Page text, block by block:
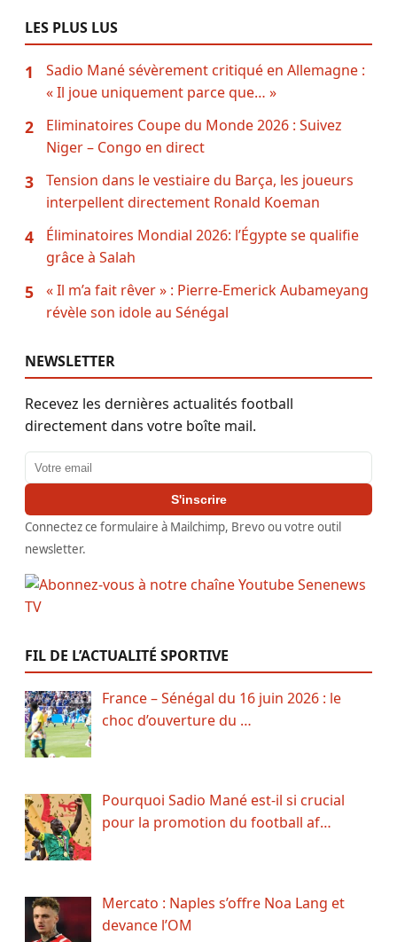
LES PLUS LUS
1
Sadio Mané sévèrement critiqué en Allemagne :
« Il joue uniquement parce que… »
2
Eliminatoires Coupe du Monde 2026 : Suivez
Niger – Congo en direct
3
Tension dans le vestiaire du Barça, les joueurs
interpellent directement Ronald Koeman
4
Éliminatoires Mondial 2026: l’Égypte se qualifie
grâce à Salah
5
« Il m’a fait rêver » : Pierre-Emerick Aubameyang
révèle son idole au Sénégal
NEWSLETTER
Recevez les dernières actualités football
directement dans votre boîte mail.
Adresse email
S'inscrire
Connectez ce formulaire à Mailchimp, Brevo ou votre outil
newsletter.
FIL DE L’ACTUALITÉ SPORTIVE
France – Sénégal du 16 juin 2026 : le
choc d’ouverture du …
Pourquoi Sadio Mané est-il si crucial
pour la promotion du football af…
Mercato : Naples s’offre Noa Lang et
devance l’OM